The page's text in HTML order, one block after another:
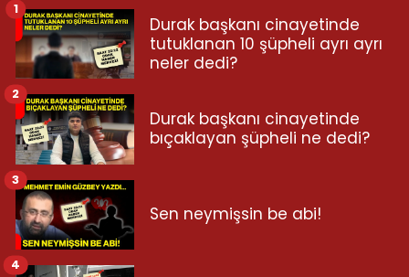
Durak başkanı cinayetinde
tutuklanan 10 şüpheli ayrı ayrı
neler dedi?
1
Durak başkanı cinayetinde
bıçaklayan şüpheli ne dedi?
2
Sen neymişsin be abi!
3
4